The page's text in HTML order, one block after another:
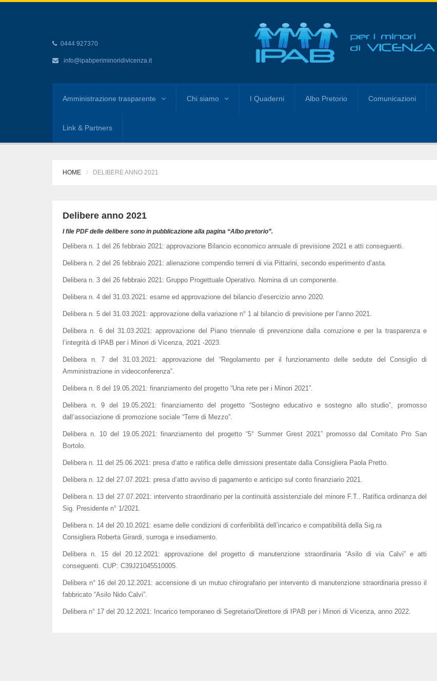
0444 927370
info@ipabperiminoridivicenza.it
Amministrazione trasparente Chi siamo I Quaderni Albo Pretorio Comunicazioni
Link & Partners
HOME DELIBERE ANNO 2021
Delibere anno 2021
I file PDF delle delibere sono in pubblicazione alla pagina “Albo pretorio”.
Delibera n. 1 del 26 febbraio 2021: approvazione Bilancio economico annuale di previsione 2021 e atti conseguenti.
Delibera n. 2 del 26 febbraio 2021: alienazione compendio terreni di via Pittarini, secondo esperimento d’asta.
Delibera n. 3 del 26 febbraio 2021: Gruppo Progettuale Operativo. Nomina di un componente.
Delibera n. 4 del 31.03.2021: esame ed approvazione del bilancio d’esercizio anno 2020.
Delibera n. 5 del 31.03.2021: approvazione della variazione n° 1 al bilancio di previsione per l’anno 2021.
Delibera n. 6 del 31.03.2021: approvazione del Piano triennale di prevenzione dalla corruzione e per la trasparenza e
l’integrità di IPAB per i Minori di Vicenza, 2021 -2023.
Delibera n. 7 del 31.03.2021: approvazione del “Regolamento per il funzionamento delle sedute del Consiglio di
Amministrazione in videoconferenza”.
Delibera n. 8 del 19.05.2021: finanziamento del progetto “Una rete per i Minori 2021”.
Delibera n. 9 del 19.05.2021: finanziamento del progetto “Sostegno educativo e sostegno allo studio”, promosso
dall’associazione di promozione sociale “Terre di Mezzo”.
Delibera n. 10 del 19.05.2021: finanziamento del progetto “5° Summer Grest 2021” promosso dal Comitato Pro San
Bortolo.
Delibera n. 11 del 25.06.2021: presa d’atto e ratifica delle dimissioni presentate dalla Consigliera Paola Pretto.
Delibera n. 12 del 27.07.2021: presa d’atto avviso di pagamento e anticipo sul conto finanziario 2021.
Delibera n. 13 del 27.07.2021: intervento straordinario per la continuità assistenziale del minore F.T.. Ratifica ordinanza del
Sig. Presidente n° 1/2021.
Delibera n. 14 del 20.10.2021: esame delle condizioni di conferibilità dell’incarico e compatibilità della Sig.ra
Consigliera Roberta Girardi, surroga e insediamento.
Delibera n. 15 del 20.12.2021: approvazione del progetto di manutenzione straordinaria “Asilo di via Calvi” e atti
conseguenti. CUP: C39J21045510005.
Delibera n° 16 del 20.12.2021: accensione di un mutuo chirografario per intervento di manutenzione straordinaria presso il
fabbricato “Asilo Nido Calvi”.
Delibera n° 17 del 20.12.2021: Incarico temporaneo di Segretario/Direttore di IPAB per i Minori di Vicenza, anno 2022.